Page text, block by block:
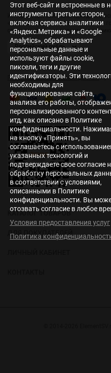
Интернет-магазин светодиодного
«Элемент света». Работаем с 2014
светодиодной продукции и
Политика персональных данных |
КАТАЛОГ ТОВАРОВ
ДЛЯ ПОКУПАТЕЛЕЙ
Этот веб-сайт и встроенные в
инструменты третьих сторон,
включая сервисы аналитики
«Яндекс.Метрика» и «Google
Analytics», обрабатывают
персональные данные и
используют файлы cookie,
пиксели, теги и другие
идентификаторы. Эти
необходимы для
функционирования сайта,
анализа его работы,
персонализированного
итд, как описано в Политике
конфиденциальности.
на кнопку «Принять», вы
соглашаетесь с
указанных технологий и
подтверждаете свое согласие
обработку персональных
в соответствии с условиями,
описанными в Политике
конфиденциальности. Вы
отозвать согласие в любое
Условия предоставления услуг
Политика